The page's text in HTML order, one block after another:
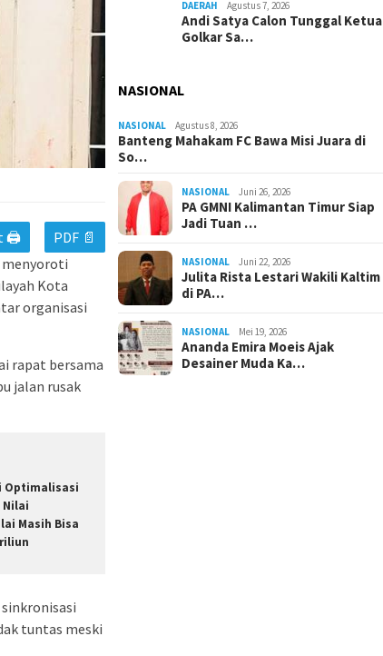
🖨
PDF 📄
menyoroti
Kota
organisasi
rapat bersama
jalan rusak
Optimalisasi
Nilai
Masih Bisa
tuntas meski
DAERAH Agustus 7, 2026
Andi Satya Calon Tunggal Ketua
Golkar Sa…
NASIONAL
NASIONAL Agustus 8, 2026
Banteng Mahakam FC Bawa Misi Juara di
So…
NASIONAL Juni 26, 2026
PA GMNI Kalimantan Timur Siap
Jadi Tuan …
NASIONAL Juni 22, 2026
Julita Rista Lestari Wakili Kaltim
di PA…
NASIONAL Mei 19, 2026
Ananda Emira Moeis Ajak
Desainer Muda Ka…